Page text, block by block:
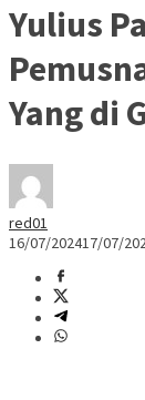
Yulius
Yang di
red01
16/07/202417/07/